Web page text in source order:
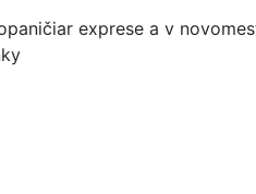
exprese a v